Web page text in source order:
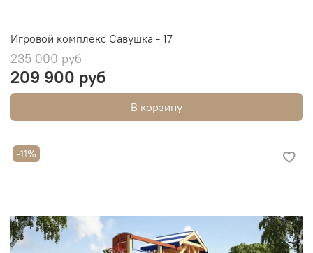
Игровой комплекс Савушка - 17
235 000 руб
209 900 руб
В корзину
-11%